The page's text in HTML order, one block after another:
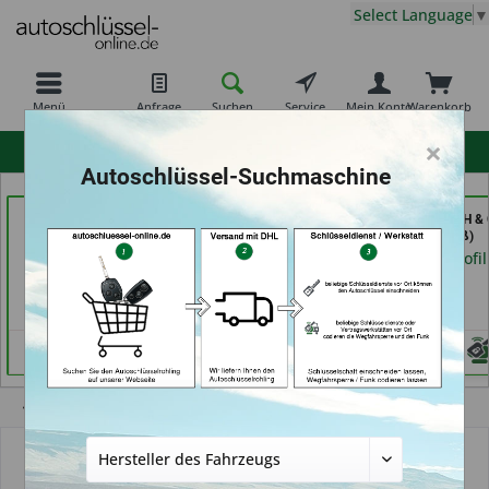
Menü Anfrage Suchen Service Warenkorb
Mein Konto
Select Language ▼
Fellbach)
Händlerprofil
Carkeys Augsburg &
ECU Service (in
Friedberg)
Secura Tec GmbH &
KG (in Floß)
Händlerprofil
×
Autoschlüssel-Suchmaschine